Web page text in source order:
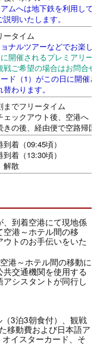
ムへは地下鉄を利用し
明いたします。
ータイム
ナルツアーなどでお楽し
開催されるプレミアリ
戦ご希望の場合はお問合
ド（1）がこの日に開催
わります。
までフリータイム
ェックアウト後、空港へ
きの後、経由便で空路帰
着（09:45頃）
着（13:30頃）
解散
到着空港にて現地係
空港～ホテル間の移
トのお手伝いをいた
港～ホテル間の移動に
交通機関を使用する
シスタントが同行し
3泊3朝食付）、観戦
移動費および日本語ア
イスターカード、そ